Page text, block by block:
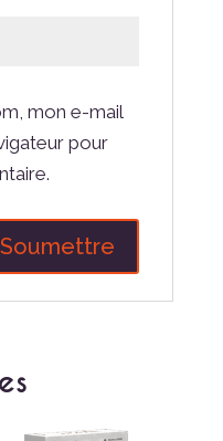
mon e-mail
pour